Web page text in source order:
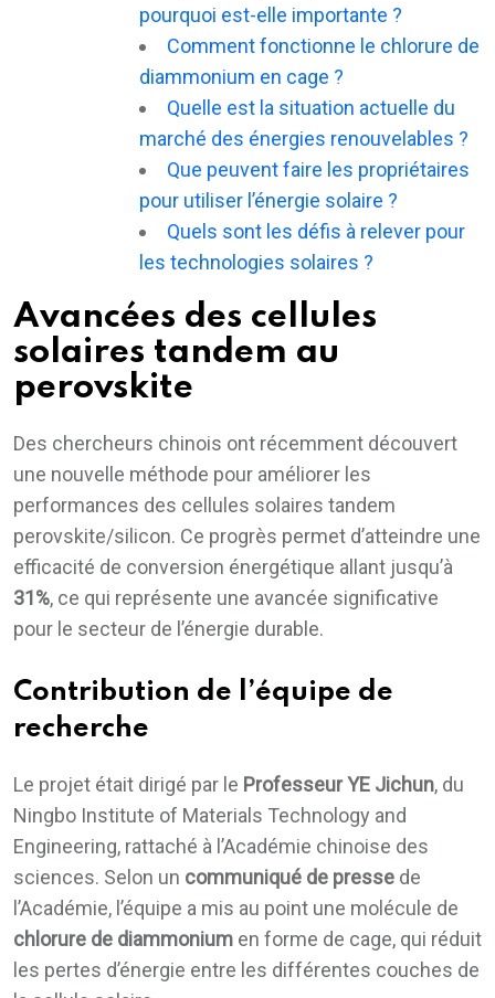
pourquoi est-elle importante ?
Comment fonctionne le chlorure de
diammonium en cage ?
Quelle est la situation actuelle du
marché des énergies renouvelables ?
Que peuvent faire les propriétaires
pour utiliser l’énergie solaire ?
Quels sont les défis à relever pour
les technologies solaires ?
Avancées des cellules
solaires tandem au
perovskite
Des chercheurs chinois ont récemment découvert
une nouvelle méthode pour améliorer les
performances des cellules solaires tandem
perovskite/silicon. Ce progrès permet d’atteindre une
efficacité de conversion énergétique allant jusqu’à
31%, ce qui représente une avancée significative
pour le secteur de l’énergie durable.
Contribution de l’équipe de
recherche
Le projet était dirigé par le Professeur YE Jichun, du
Ningbo Institute of Materials Technology and
Engineering, rattaché à l’Académie chinoise des
sciences. Selon un communiqué de presse de
l’Académie, l’équipe a mis au point une molécule de
chlorure de diammonium en forme de cage, qui réduit
les pertes d’énergie entre les différentes couches de